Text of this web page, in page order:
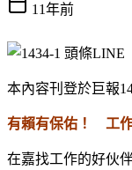
11年前
本內容刊登於巨報
有賴有保佑！ 工
在嘉找工作的好伙